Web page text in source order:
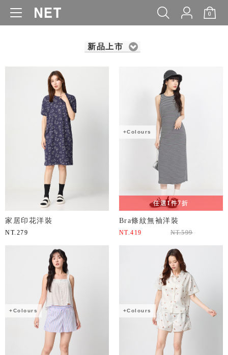
0
WOMEN MEN KIDS BABY
新品上市
家居印花洋裝
NT. 279
+Colours
任選1件7折
Bra條紋無袖洋裝
NT.419 NT.599
+Colours +Colours